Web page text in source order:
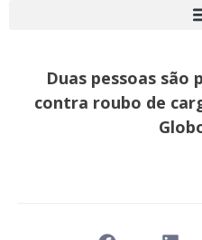
Duas pessoas são
contra roubo de